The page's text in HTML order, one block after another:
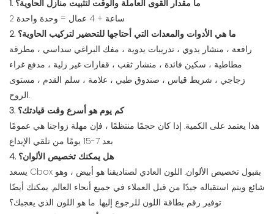
1. ما مقدار القوى العاملة والوقت لتثبيت منازل الحاوية؟
2 ساعة + 4 عمال = وحدة واحدة
2. ما هي الأدوات والمعدات التي أحتاجها للتحضير لتركيب الحاوية؟
رافعة ، منشار يدوي ، تدريبات يدوية ، مفك البراغي سداسي ، مطرقة
مطاطية ، سكين فائدة ، منشار ثقب ، قفازات غير زلية ، مدفع غراء
زجاجي ، شريط قياس ، صندوق طبي ، علامة ، سلم القدم ، مستوى
الروح.
3. كم يوم هو أسرع وقت قيادتك؟
هذا يعتمد على الكمية. إذا كان حجمًا منتظمًا ، فإن مهلة زواجنا هي عمومًا
بعد 7-15 يومًا من تلقي الإيداع
4. هل يمكنك تخصيص الألوان؟
يسعد Cbox بقبول تخصيص الألوان. اللون العادي لصناديقنا هو أبيض ، وهو
شائع ويتم استقباله جيدًا من قبل العملاء في جميع أنحاء العالم. يمكنك أيضًا
توفير رقم بطاقة اللون للرجوع إليها. ما هو اللون الذي يعجبك؟